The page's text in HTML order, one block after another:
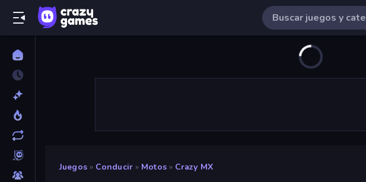
Juegos » Conducir » Motos » Crazy MX